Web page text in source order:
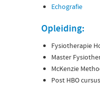
Echografie
Opleiding:
Fysiotherapie
Master
McKenzie
Post HBO